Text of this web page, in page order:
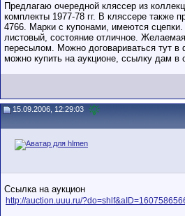
Предлагаю очередной кляссер из
комплекты 1977-78 гг. В кляссере также
4766. Марки с купонами, имеются
листовый, состояние отличное.
пересылом. Можно договариваться тут
можно купить на аукционе, ссылку дам
15.09.2006, 12:29:03
Ссылка на аукцион
http://auction.uuu.ru/